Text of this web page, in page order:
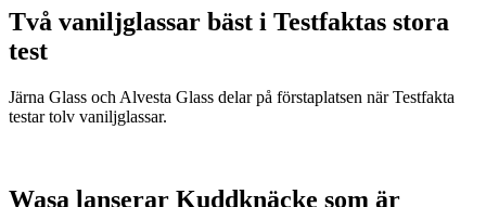
Två vaniljglassar bäst i Testfaktas stora
test
Järna Glass och Alvesta Glass delar på förstaplatsen när Testfakta
testar tolv vaniljglassar.
Wasa lanserar Kuddknäcke som är